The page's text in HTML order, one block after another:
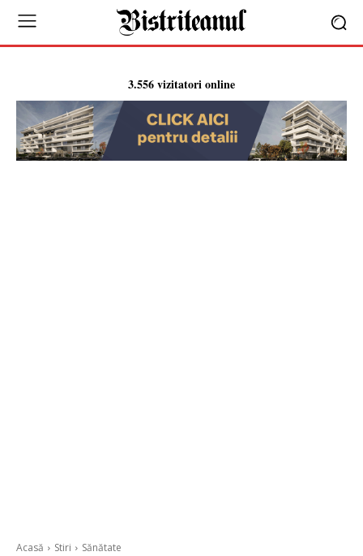
3.556 vizitatori online
Acasă Stiri Sănătate